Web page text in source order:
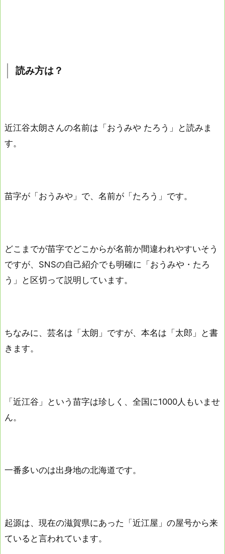
読み方は？
近江谷太朗さんの名前は「おうみや たろう」と読みま
す。
苗字が「おうみや」で、名前が「たろう」です。
どこまでが苗字でどこからが名前か間違われやすいそう
ですが、SNSの自己紹介でも明確に「おうみや・たろ
う」と区切って説明しています。
ちなみに、芸名は「太朗」ですが、本名は「太郎」と書
きます。
「近江谷」という苗字は珍しく、全国に1000人もいませ
ん。
一番多いのは出身地の北海道です。
起源は、現在の滋賀県にあった「近江屋」の屋号から来
ていると言われています。